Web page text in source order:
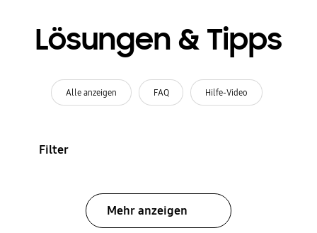
Lösungen & Tipps
Alle anzeigen FAQ Hilfe-Video
Filter
Mehr anzeigen